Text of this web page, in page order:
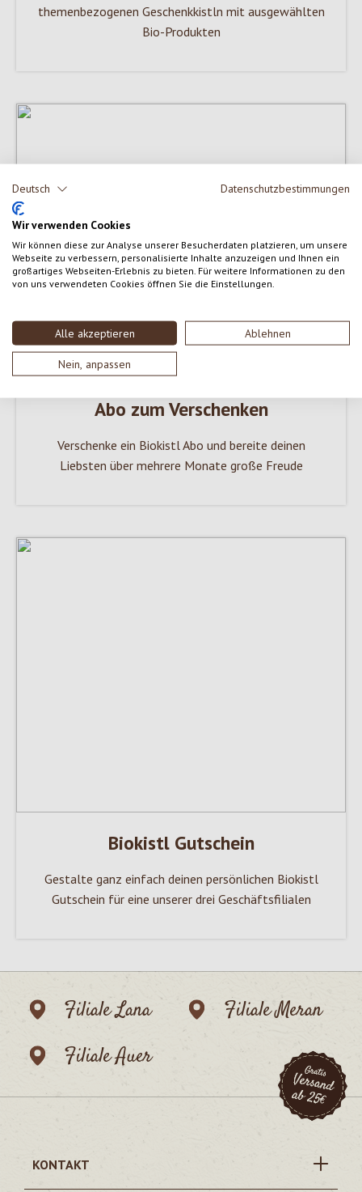
Deutsch Datenschutzbestimmungen
Wir verwenden Cookies
Wir können diese zur Analyse unserer Besucherdaten platzieren, um unsere
Webseite zu verbessern, personalisierte Inhalte anzuzeigen und Ihnen ein
großartiges Webseiten-Erlebnis zu bieten. Für weitere Informationen zu den
von uns verwendeten Cookies öffnen Sie die Einstellungen.
Alle akzeptieren Ablehnen
Nein, anpassen
themenbezogenen Geschenkkistln mit ausgewählten
Bio-Produkten
Abo zum Verschenken
Verschenke ein Biokistl Abo und bereite deinen
Liebsten über mehrere Monate große Freude
Biokistl Gutschein
Gestalte ganz einfach deinen persönlichen Biokistl
Gutschein für eine unserer drei Geschäftsfilialen
Filiale Lana
Filiale Meran
Filiale Auer
KONTAKT